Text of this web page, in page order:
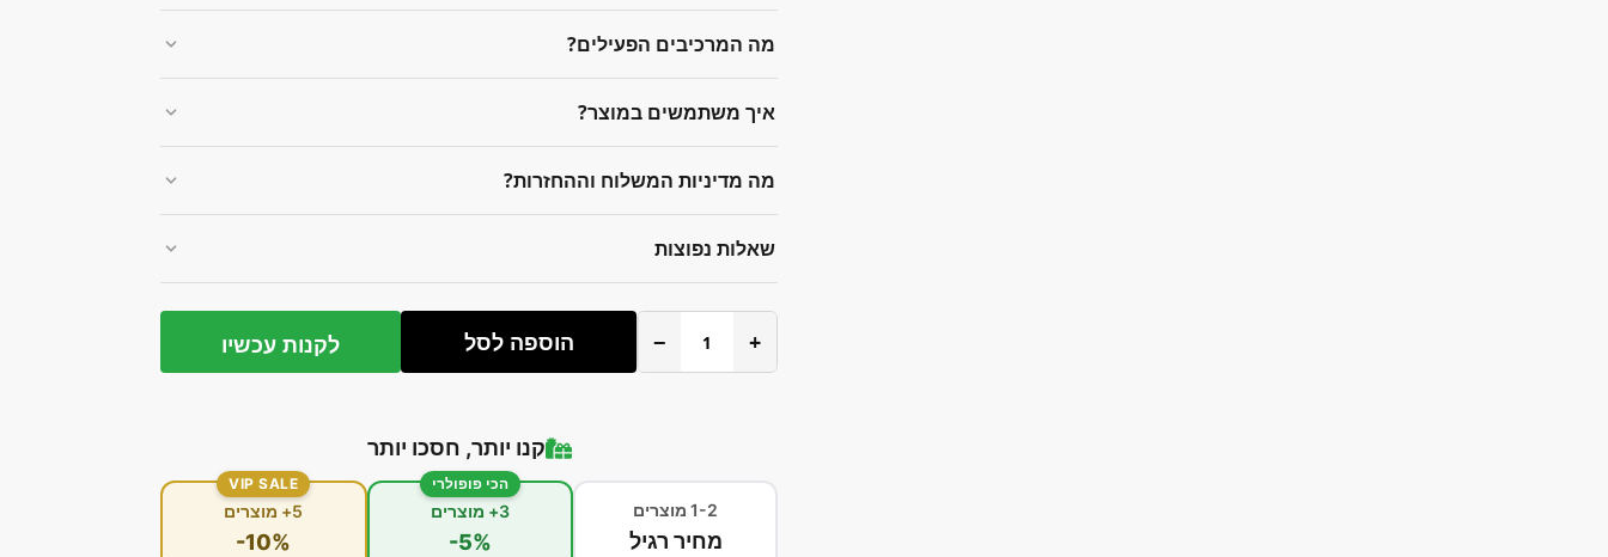
מה המרכיבים הפעילים?
איך משתמשים במוצר?
מה מדיניות המשלוח וההחזרות?
שאלות נפוצות
+
− הוספה לסל לקנות עכשיו
קנו יותר, חסכו יותר
1-2 מוצרים
מחיר רגיל
הכי פופולרי
3+ מוצרים
-5%
VIP SALE
5+ מוצרים
-10%